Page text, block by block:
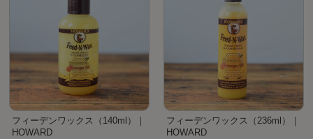
フィーデンワックス（140ml）｜
HOWARD
フィーデンワックス（236ml）｜
HOWARD